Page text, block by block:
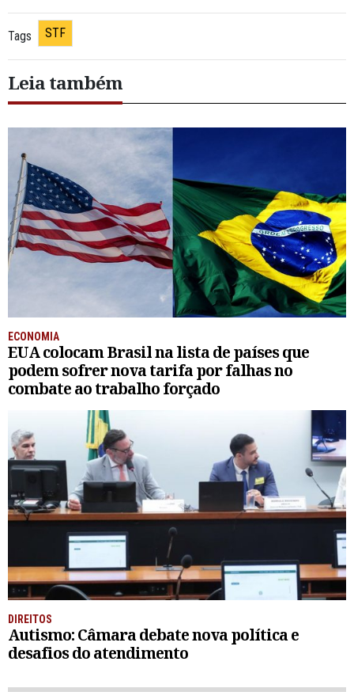
Tags STF
Leia também
ECONOMIA
EUA colocam Brasil na lista de países que
podem sofrer nova tarifa por falhas no
combate ao trabalho forçado
DIREITOS
Autismo: Câmara debate nova política e
desafios do atendimento